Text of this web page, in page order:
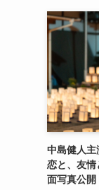
中島健人
恋と、友
面写真公開